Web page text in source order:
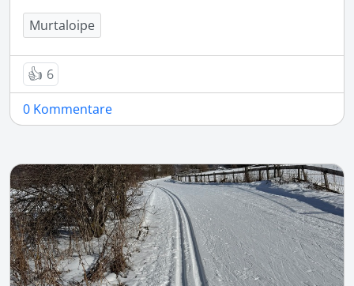
Murtaloipe
👍 6
0 Kommentare